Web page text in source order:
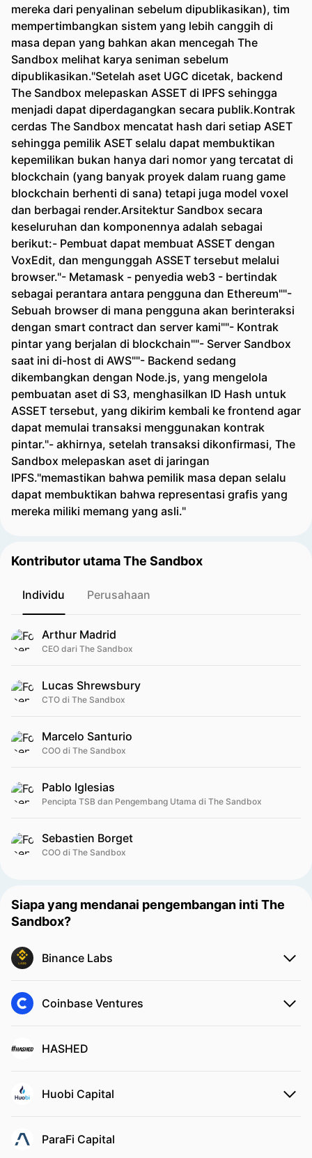
mereka dari penyalinan sebelum dipublikasikan), tim
mempertimbangkan sistem yang lebih canggih di
masa depan yang bahkan akan mencegah The
Sandbox melihat karya seniman sebelum
dipublikasikan."Setelah aset UGC dicetak, backend
The Sandbox melepaskan ASSET di IPFS sehingga
menjadi dapat diperdagangkan secara publik.Kontrak
cerdas The Sandbox mencatat hash dari setiap ASET
sehingga pemilik ASET selalu dapat membuktikan
kepemilikan bukan hanya dari nomor yang tercatat di
blockchain (yang banyak proyek dalam ruang game
blockchain berhenti di sana) tetapi juga model voxel
dan berbagai render.Arsitektur Sandbox secara
keseluruhan dan komponennya adalah sebagai
berikut:- Pembuat dapat membuat ASSET dengan
VoxEdit, dan mengunggah ASSET tersebut melalui
browser."- Metamask - penyedia web3 - bertindak
sebagai perantara antara pengguna dan Ethereum""-
Sebuah browser di mana pengguna akan berinteraksi
dengan smart contract dan server kami""- Kontrak
pintar yang berjalan di blockchain""- Server Sandbox
saat ini di-host di AWS""- Backend sedang
dikembangkan dengan Node.js, yang mengelola
pembuatan aset di S3, menghasilkan ID Hash untuk
ASSET tersebut, yang dikirim kembali ke frontend agar
dapat memulai transaksi menggunakan kontrak
pintar."- akhirnya, setelah transaksi dikonfirmasi, The
Sandbox melepaskan aset di jaringan
IPFS."memastikan bahwa pemilik masa depan selalu
dapat membuktikan bahwa representasi grafis yang
mereka miliki memang yang asli."
Kontributor utama The Sandbox
Individu Perusahaan
Arthur Madrid
CEO dari The Sandbox
Lucas Shrewsbury
CTO di The Sandbox
Marcelo Santurio
COO di The Sandbox
Pablo Iglesias
Pencipta TSB dan Pengembang Utama di The Sandbox
Sebastien Borget
COO di The Sandbox
Siapa yang mendanai pengembangan inti The
Sandbox?
Binance Labs
Coinbase Ventures
HASHED
Huobi Capital
ParaFi Capital